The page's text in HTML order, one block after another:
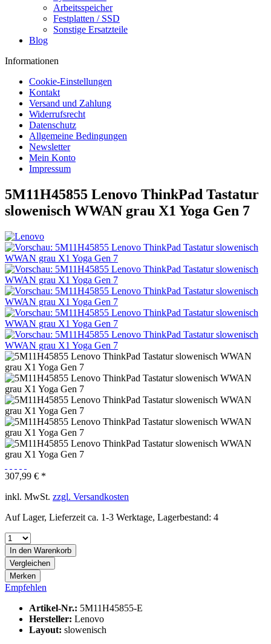
Arbeitsspeicher
Festplatten / SSD
Sonstige Ersatzteile
Blog
Informationen
Cookie-Einstellungen
Kontakt
Versand und Zahlung
Widerrufsrecht
Datenschutz
Allgemeine Bedingungen
Newsletter
Mein Konto
Impressum
5M11H45855 Lenovo ThinkPad Tastatur
slowenisch WWAN grau X1 Yoga Gen 7
307,99 € *
inkl. MwSt. zzgl. Versandkosten
Auf Lager, Lieferzeit ca. 1-3 Werktage, Lagerbestand: 4
In den Warenkorb
Vergleichen
Merken
Empfehlen
Artikel-Nr.: 5M11H45855-E
Hersteller: Lenovo
Layout: slowenisch